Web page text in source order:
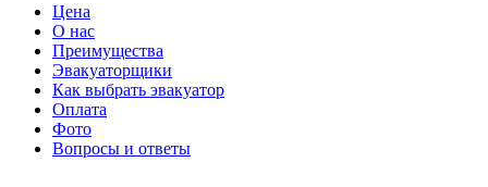
Цена
О нас
Преимущества
Эвакуаторщики
Как выбрать эвакуатор
Оплата
Фото
Вопросы и ответы